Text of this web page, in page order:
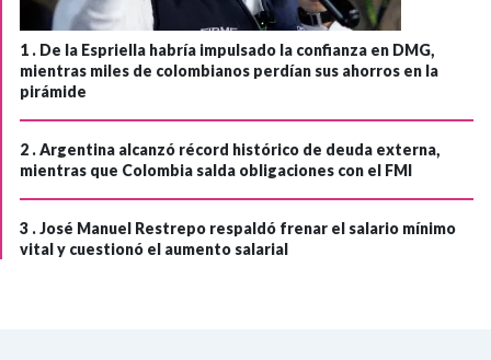
1 . De la Espriella habría impulsado la confianza en DMG,
mientras miles de colombianos perdían sus ahorros en la
pirámide
2 .Argentina alcanzó récord histórico de deuda externa,
mientras que Colombia salda obligaciones con el FMI
3 .José Manuel Restrepo respaldó frenar el salario mínimo
vital y cuestionó el aumento salarial